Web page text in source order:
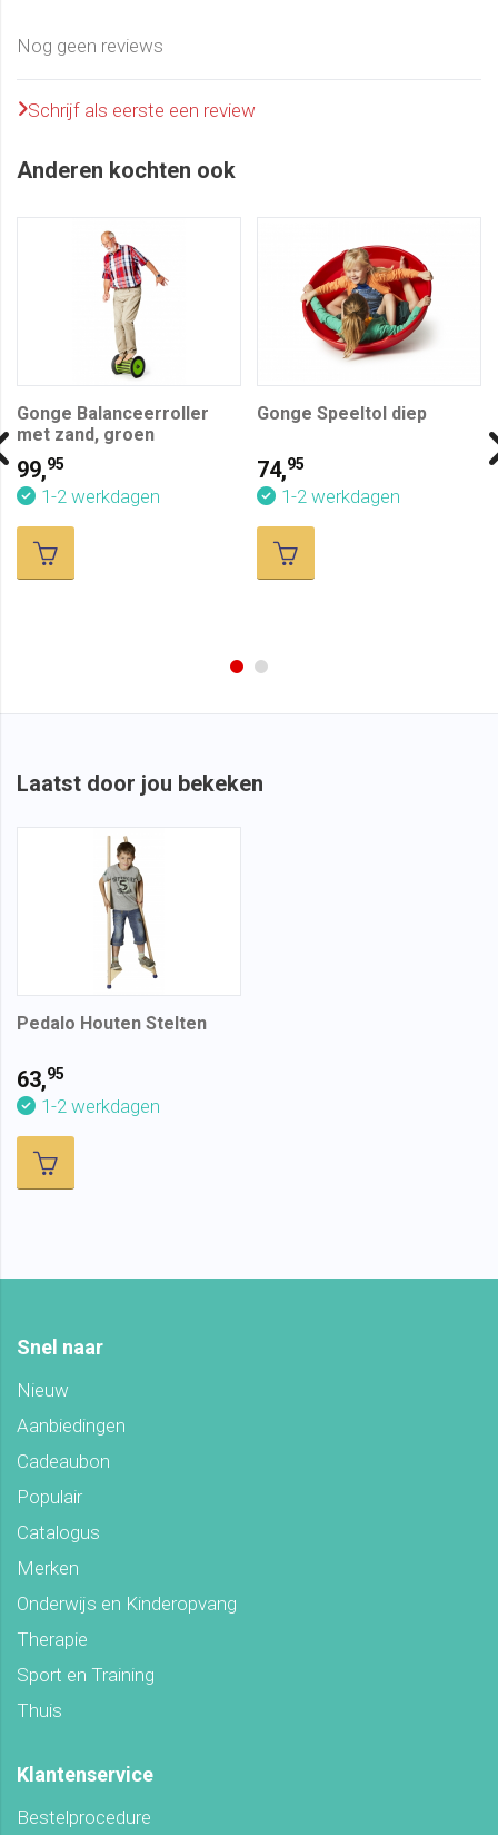
Nog geen reviews
Schrijf als eerste een review
Anderen kochten ook
Gonge Balanceerroller
met zand, groen
99,95
1-2 werkdagen
Gonge Speeltol diep
74,95
1-2 werkdagen
Laatst door jou bekeken
Pedalo Houten Stelten
63,95
1-2 werkdagen
Snel naar
Nieuw
Aanbiedingen
Cadeaubon
Populair
Catalogus
Merken
Onderwijs en Kinderopvang
Therapie
Sport en Training
Thuis
Klantenservice
Bestelprocedure